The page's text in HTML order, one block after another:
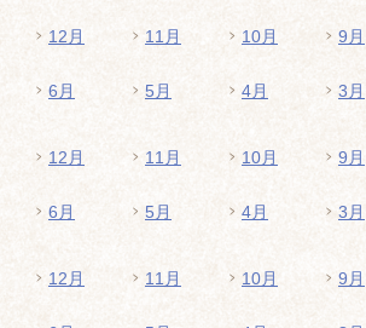
12月 11月 10月 9月
6月 5月 4月 3月
12月 11月 10月 9月
6月 5月 4月 3月
12月 11月 10月 9月